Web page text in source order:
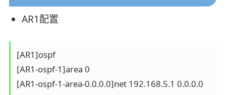
AR1配置
[AR1]ospf
[AR1-ospf-1]area 0
[AR1-ospf-1-area-0.0.0.0]net 192.168.5.1 0.0.0.0